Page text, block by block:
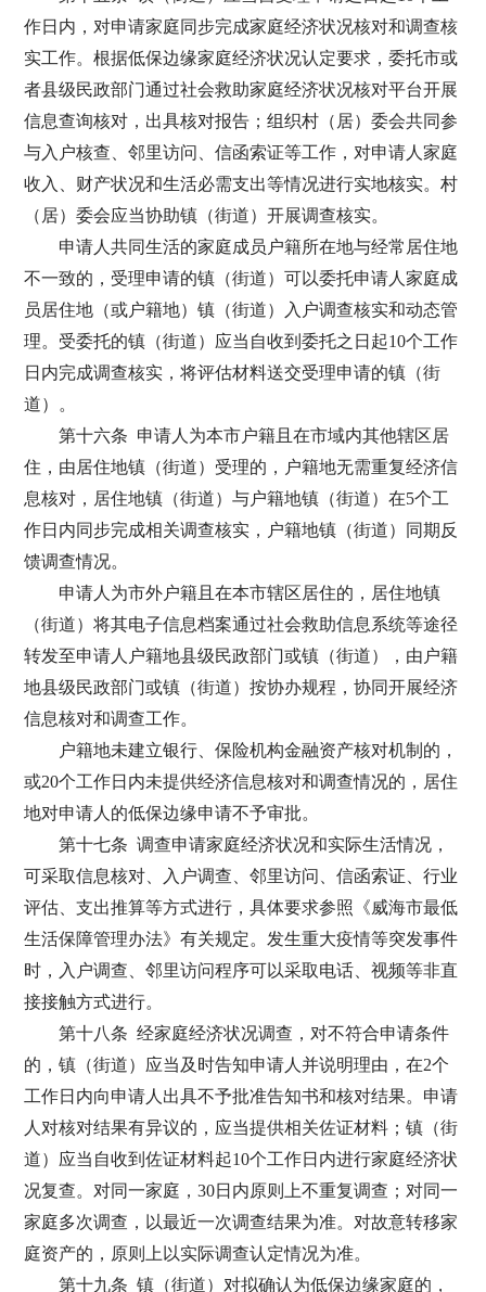
作日内，对申请家庭同步完成家庭经济状况核对和调查核
实工作。根据低保边缘家庭经济状况认定要求，委托市或
者县级民政部门通过社会救助家庭经济状况核对平台开展
信息查询核对，出具核对报告；组织村（居）委会共同参
与入户核查、邻里访问、信函索证等工作，对申请人家庭
收入、财产状况和生活必需支出等情况进行实地核实。村
（居）委会应当协助镇（街道）开展调查核实。
申请人共同生活的家庭成员户籍所在地与经常居住地
不一致的，受理申请的镇（街道）可以委托申请人家庭成
员居住地（或户籍地）镇（街道）入户调查核实和动态管
理。受委托的镇（街道）应当自收到委托之日起10个工作
日内完成调查核实，将评估材料送交受理申请的镇（街
道）。
第十六条 申请人为本市户籍且在市域内其他辖区居
住，由居住地镇（街道）受理的，户籍地无需重复经济信
息核对，居住地镇（街道）与户籍地镇（街道）在5个工
作日内同步完成相关调查核实，户籍地镇（街道）同期反
馈调查情况。
申请人为市外户籍且在本市辖区居住的，居住地镇
（街道）将其电子信息档案通过社会救助信息系统等途径
转发至申请人户籍地县级民政部门或镇（街道），由户籍
地县级民政部门或镇（街道）按协办规程，协同开展经济
信息核对和调查工作。
户籍地未建立银行、保险机构金融资产核对机制的，
或20个工作日内未提供经济信息核对和调查情况的，居住
地对申请人的低保边缘申请不予审批。
第十七条 调查申请家庭经济状况和实际生活情况，
可采取信息核对、入户调查、邻里访问、信函索证、行业
评估、支出推算等方式进行，具体要求参照《威海市最低
生活保障管理办法》有关规定。发生重大疫情等突发事件
时，入户调查、邻里访问程序可以采取电话、视频等非直
接接触方式进行。
第十八条 经家庭经济状况调查，对不符合申请条件
的，镇（街道）应当及时告知申请人并说明理由，在2个
工作日内向申请人出具不予批准告知书和核对结果。申请
人对核对结果有异议的，应当提供相关佐证材料；镇（街
道）应当自收到佐证材料起10个工作日内进行家庭经济状
况复查。对同一家庭，30日内原则上不重复调查；对同一
家庭多次调查，以最近一次调查结果为准。对故意转移家
庭资产的，原则上以实际调查认定情况为准。
第十九条 镇（街道）对拟确认为低保边缘家庭的，